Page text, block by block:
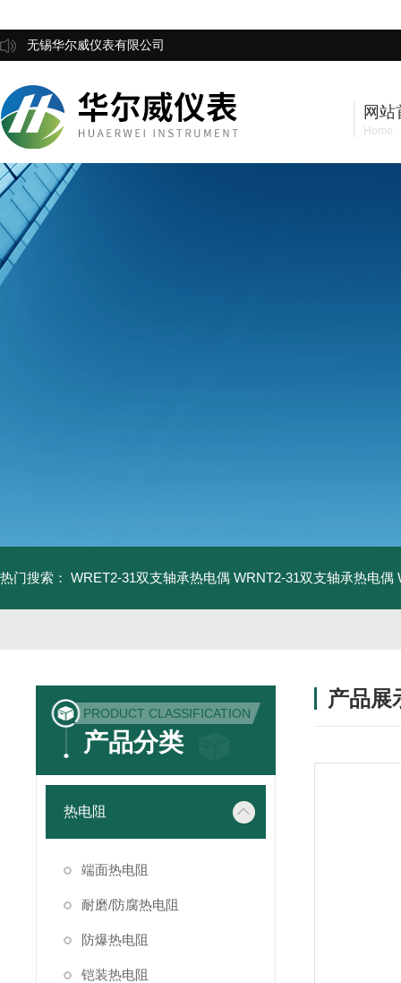
无锡华尔威仪表有限公司
网站
Home
热门搜索： WRET2-31双支轴承热电偶 WRNT2-31双支轴承热电偶
PRODUCT CLASSIFICATION
产品分类
热电阻
端面热电阻
耐磨/防腐热电阻
防爆热电阻
铠装热电阻
产品展